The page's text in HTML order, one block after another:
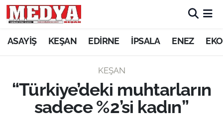
ASAYİŞ KEŞAN EDİRNE İPSALA ENEZ
KEŞAN
“Türkiye’deki muhtarların
sadece %2’si kadın”
KEŞAN
ASAYİŞ
SİYASET